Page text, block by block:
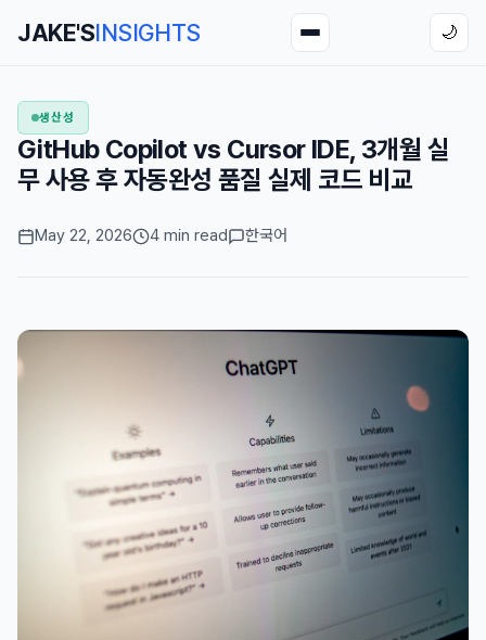
JAKE'SINSIGHTS 🌙
생산성
GitHub Copilot vs Cursor IDE, 3개월 실
무 사용 후 자동완성 품질 실제 코드 비교
May 22, 2026 4 min read 한국어